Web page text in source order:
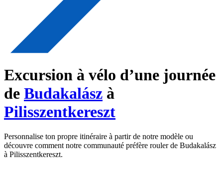
Excursion à vélo d’une journée
de Budakalász à
Pilisszentkereszt
Personnalise ton propre itinéraire à partir de notre modèle ou
découvre comment notre communauté préfère rouler de Budakalász
à Pilisszentkereszt.